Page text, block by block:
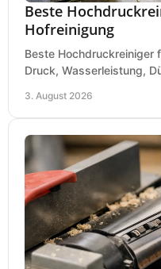
Beste
Hofreinigung
Beste Hochdruckreiniger
Druck, Wasserleistung,
3. August 2026